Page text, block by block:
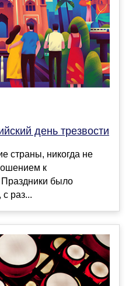
день трезвости
страны, никогда не
к
Праздники было
раз...